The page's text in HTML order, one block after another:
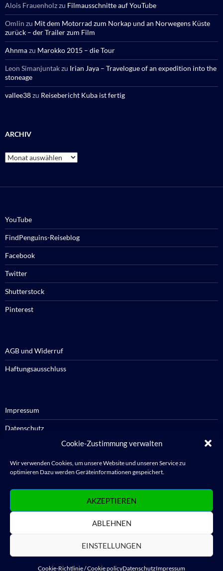
Cookie-Zustimmung verwalten
Wir verwenden Cookies, um unsere Website und unseren Service zu
optimieren Dazu werden Geräteinformationen gespeichert.
AKZEPTIEREN
ABLEHNEN
EINSTELLUNGEN
Cookie-Richtlinie / Cookie policyDatenschutzImpressum
Alois Frauenholzzu Filmausschnitte auf YouTube
Omlin zu Mit dem Motorrad zum Norkap und an Norwegens Küste
zurück – der Trailer zum Film
Ahnmazu Marokko 2015 – die Tour
Leon Simanjuntakzu Irian Jaya – Travelogue of an expedition into the
stoneage
vallee38zu Reisebericht Kuba ist fertig
ARCHIV
Archiv
YouTube
FindPenguins-Reiseblog
Facebook
Twitter
Shutterstock
Pinterest
AGB und Widerruf
Haftungsausschluss
Impressum
Datenschutz
Cookie-Richtlinie / Cookie policy
Anmelden
Datenschutz Stolz präsentiert von WordPress